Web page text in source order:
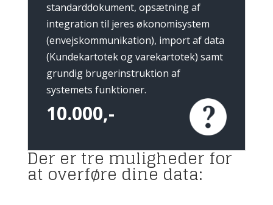
standarddokument, opsætning af
integration til jeres økonomisystem
(envejskommunikation), import af data
(Kundekartotek og varekartotek) samt
grundig brugerinstruktion af
systemets funktioner.
10.000,-
Der er tre muligheder for
at overføre dine data: